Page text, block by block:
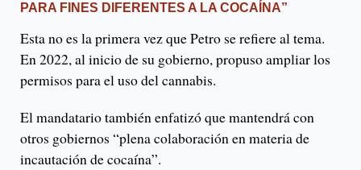
PARA FINES DIFERENTES A LA COCAÍNA”
Esta no es la primera vez que Petro se refiere al tema.
En 2022, al inicio de su gobierno, propuso ampliar los
permisos para el uso del cannabis.
El mandatario también enfatizó que mantendrá con
otros gobiernos “plena colaboración en materia de
incautación de cocaína”.